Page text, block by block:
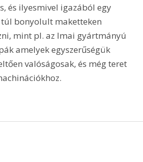
és ilyesmivel igazából egy
túl bonyolult maketteken
mint pl. az Imai gyártmányú
amelyek egyszerűségük
valóságosak, és még teret